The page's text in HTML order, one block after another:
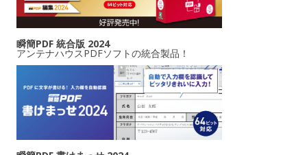
瞬簡PDF 統合版 2024
アンテナハウスPDFソフトの統合製品！